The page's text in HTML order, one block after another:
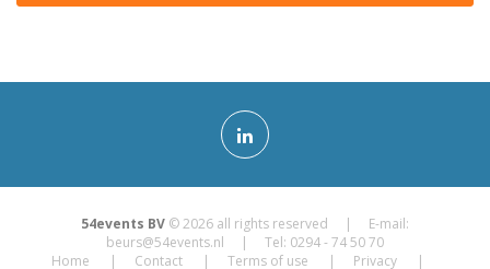
54events BV © 2026 all rights reserved | E-mail:
beurs@54events.nl | Tel: 0294 - 74 50 70
Home
Contact Terms of use Privacy